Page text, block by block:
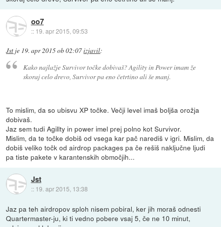
oo7
:: 19. apr 2015, 09:53
Jst je 19. apr 2015 ob 02:07izjavil:
Kako najlažje Survivor točke dobivaš? Agility in Power imam že
skoraj celo drevo, Survivor pa eno četrtino ali še manj.
To mislim, da so ubisvu XP točke. Večji level imaš boljša orožja
dobivaš.
Jaz sem tudi Agillty in power imel prej polno kot Survivor.
Mislim, da te točke dobiš od vsega kar pač narediš v igri. Mislim, da
dobiš veliko točk od airdrop packages pa če rešiš naključne ljudi
pa tiste pakete v karantenskih območjih...
Jst
:: 19. apr 2015, 13:38
Jaz pa teh airdropov sploh nisem pobiral, ker jih moraš odnesti
Quartermaster-ju, ki ti vedno pobere vsaj 5, če ne 10 minut,